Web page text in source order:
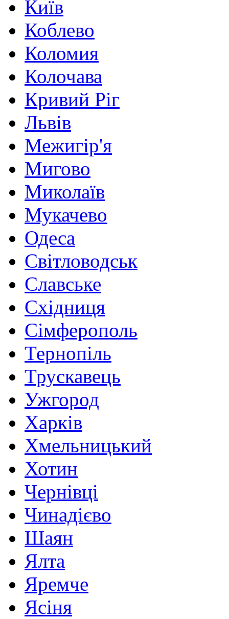
Київ
Коблево
Коломия
Колочава
Кривий Ріг
Львів
Межигір'я
Мигово
Миколаїв
Мукачево
Одеса
Світловодськ
Славське
Східниця
Сімферополь
Тернопіль
Трускавець
Ужгород
Харків
Хмельницький
Хотин
Чернівці
Чинадієво
Шаян
Ялта
Яремче
Ясіня